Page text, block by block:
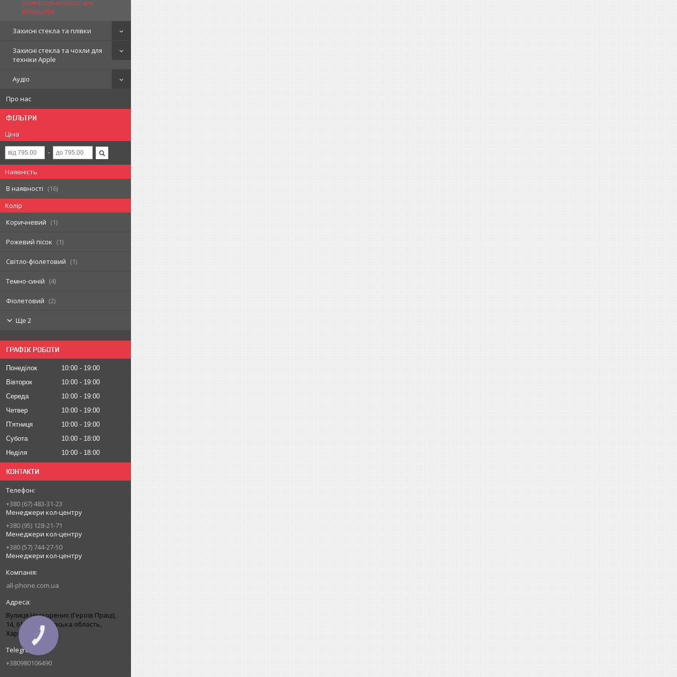
Універсальні чохли для
планшетів
Захисні стекла та плівки
Захисні стекла та чохли для
техніки Apple
Аудіо
Про нас
ФІЛЬТРИ
Ціна
Наявність
В наявності
16
Колір
Коричневий
1
Рожевий пісок 1
Світло-фіолетовий 1
Темно-синій 4
Фіолетовий 2
Ще 2
ГРАФІК РОБОТИ
Понеділок 10:00
19:00
Вівторок
10:00
19:00
Середа
10:00
19:00
Четвер
10:00
19:00
Пʼятниця
10:00
19:00
Субота
10:00
18:00
Неділя
10:00 18:00
КОНТАКТИ
+380 (67) 483-31-23
Менеджери кол-центру
+380 (95) 128-21-71
Менеджери кол-центру
+380 (57) 744-27-50
Менеджери кол-центру
all-phone.com.ua
Вулиця Нескорених (Героїв Праці),
14, 61168, Харківська область,
Харків, Україна
+380980106490